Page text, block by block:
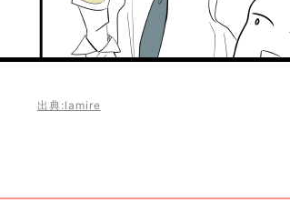
出典:lamire